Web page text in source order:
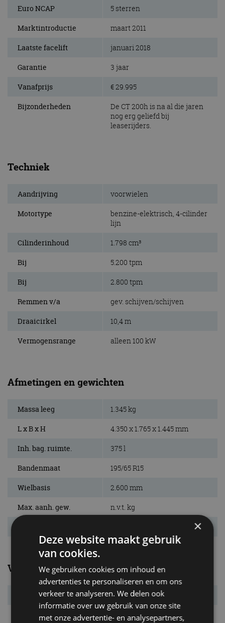
Euro NCAP 5 sterren
Marktintroductie maart 2011
Laatste facelift januari 2018
Garantie 3 jaar
Vanafprijs € 29.995
Bijzonderheden
De CT 200h is na al die jaren
nog erg geliefd bij
leaserijders.
Techniek
Aandrijving voorwielen
Motortype
benzine-elektrisch, 4-cilinder
lijn
Cilinderinhoud 1.798 cm³
Bij 5.200 tpm
Bij 2.800 tpm
Remmen v/a gev. schijven/schijven
Draaicirkel 10,4 m
Vermogensrange alleen 100 kW
Afmetingen en gewichten
Massa leeg 1.345 kg
L x B x H 4.350 x 1.765 x 1.445 mm
Inh. bag. ruimte. 375 l
Bandenmaat 195/65 R15
Wielbasis 2.600 mm
Max. aanh. gew. n.v.t. kg
Verbruik
Verbr. gecomb. 4,1 l/100km
CO₂-emissie 93 g/km
×
Deze website maakt gebruik
van cookies.
We gebruiken cookies om inhoud en
advertenties te personaliseren en om ons
verkeer te analyseren. We delen ook
informatie over uw gebruik van onze site
met onze advertentie- en analysepartners,